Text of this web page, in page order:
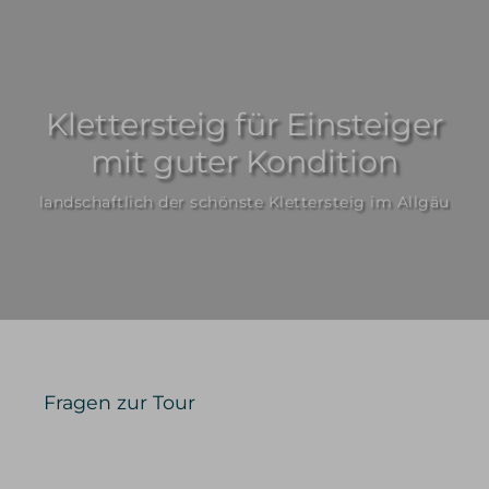
Klettersteig für Einsteiger
mit guter Kondition
landschaftlich der schönste Klettersteig im Allgäu
Fragen zur Tour